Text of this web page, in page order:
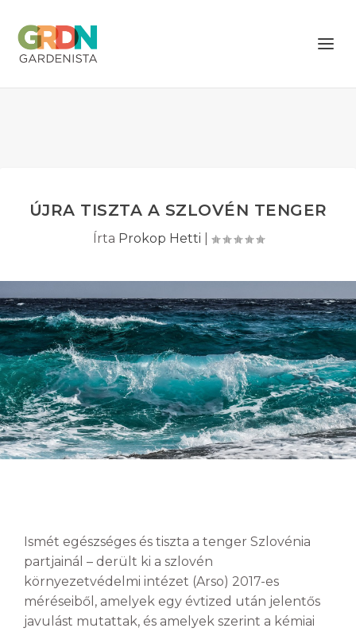
ÚJRA TISZTA A SZLOVÉN TENGER
Írta Prokop Hetti
Ismét egészséges és tiszta a tenger Szlovénia
partjainál – derült ki a szlovén
környezetvédelmi intézet (Arso) 2017-es
méréseiből, amelyek egy évtized után jelentős
javulást mutattak, és amelyek szerint a kémiai